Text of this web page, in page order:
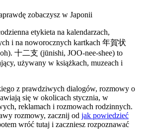
zobaczysz w Japonii
etykieta na kalendarzach,
i na noworocznych kartkach 年賀状
十二支 (jūnishi, JOO-nee-shee) to
używany w książkach, muzeach i
z prawdziwych dialogów, rozmowy o
się w okolicach stycznia, w
reklamach i rozmowach rodzinnych.
rozmowy, zacznij od jak powiedzieć
wróć tutaj i zaczniesz rozpoznawać